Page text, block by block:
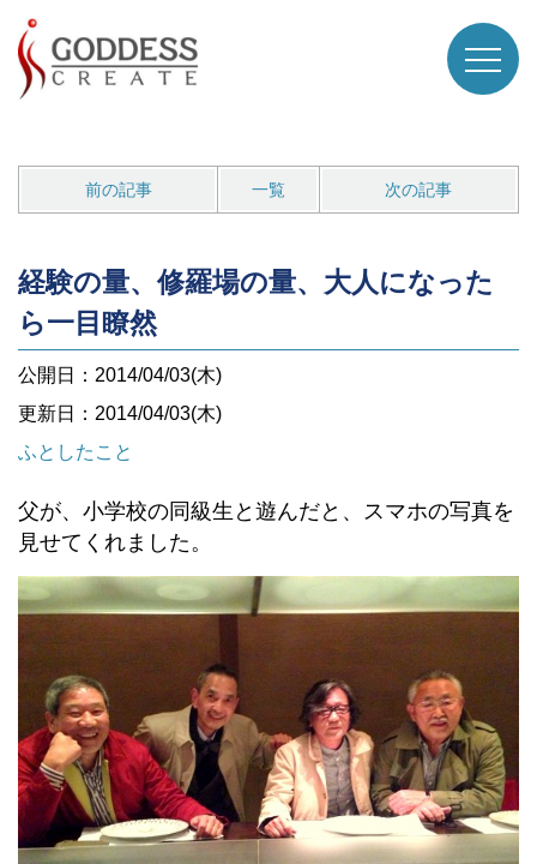
前の記事 一覧 次の記事
経験の量、修羅場の量、大人になった
ら一目瞭然
公開日：2014/04/03(木)
更新日：2014/04/03(木)
ふとしたこと
父が、小学校の同級生と遊んだと、スマホの写真を
見せてくれました。